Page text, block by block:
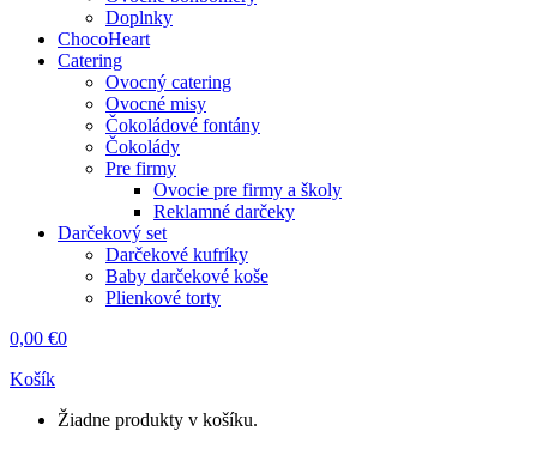
Doplnky
ChocoHeart
Catering
Ovocný catering
Ovocné misy
Čokoládové fontány
Čokolády
Pre firmy
Ovocie pre firmy a školy
Reklamné darčeky
Darčekový set
Darčekové kufríky
Baby darčekové koše
Plienkové torty
0,00 €0
Košík
Žiadne produkty v košíku.